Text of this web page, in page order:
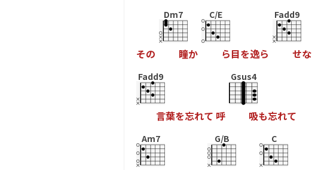
その
Dm7
瞳か
C/E
ら目を逸ら
Fadd9
せな
Fadd9
言葉を忘れて 呼
Gsus4
吸も忘れて
Am7 G/B C